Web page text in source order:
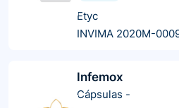
Etyc
INVIMA 2020M-
Infemox
Cápsulas -